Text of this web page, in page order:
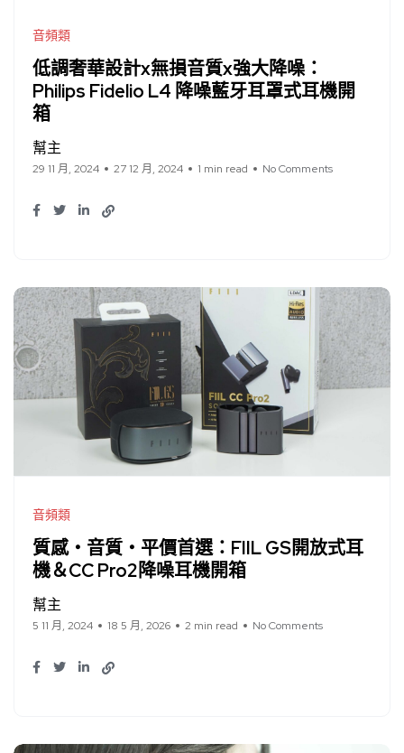
音頻類
低調奢華設計x無損音質x強大降噪：
Philips Fidelio L4 降噪藍牙耳罩式耳機開
箱
幫主
29 11 月, 2024 27 12 月, 2024 1 min read No Comments
音頻類
質感・音質・平價首選：FIIL GS開放式耳
機＆CC Pro2降噪耳機開箱
幫主
5 11 月, 2024 18 5 月, 2026 2 min read No Comments